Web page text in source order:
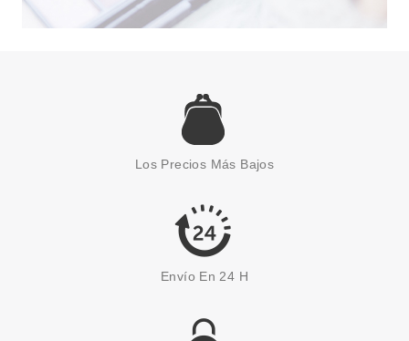
EVE LOM
EVE LOM TIME RETREAT
RADIANCE ESSENCE 150 ML
61.25€
Los Precios Más Bajos
Envío En 24 H